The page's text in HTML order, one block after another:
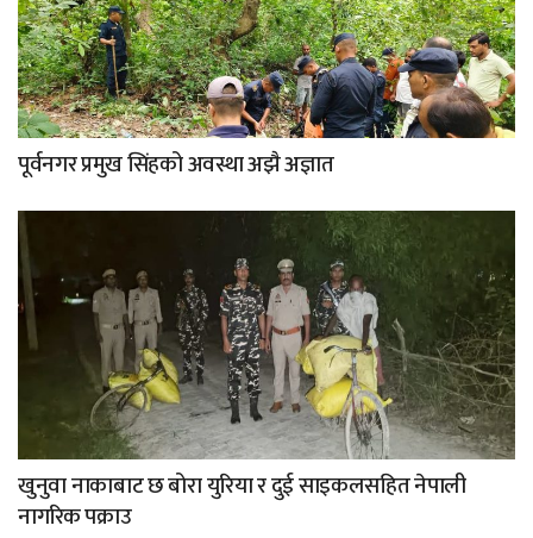
पूर्वनगर प्रमुख सिंहको अवस्था अझै अज्ञात
खुनुवा नाकाबाट छ बोरा युरिया र दुई साइकलसहित नेपाली
नागरिक पक्राउ